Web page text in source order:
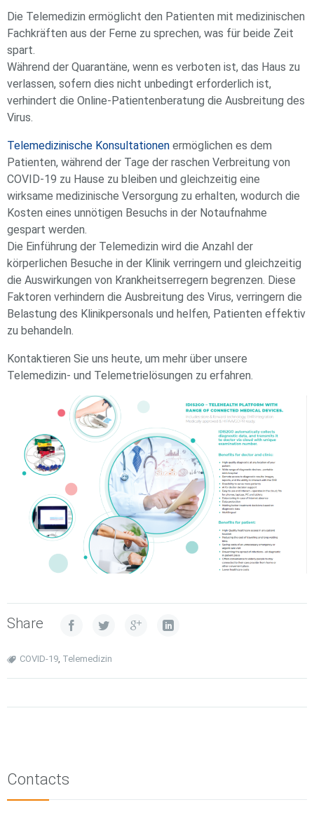
Die Telemedizin ermöglicht den Patienten mit medizinischen
Fachkräften aus der Ferne zu sprechen, was für beide Zeit
spart.
Während der Quarantäne, wenn es verboten ist, das Haus zu
verlassen, sofern dies nicht unbedingt erforderlich ist,
verhindert die Online-Patientenberatung die Ausbreitung des
Virus.
Telemedizinische Konsultationen ermöglichen es dem
Patienten, während der Tage der raschen Verbreitung von
COVID-19 zu Hause zu bleiben und gleichzeitig eine
wirksame medizinische Versorgung zu erhalten, wodurch die
Kosten eines unnötigen Besuchs in der Notaufnahme
gespart werden.
Die Einführung der Telemedizin wird die Anzahl der
körperlichen Besuche in der Klinik verringern und gleichzeitig
die Auswirkungen von Krankheitserregern begrenzen. Diese
Faktoren verhindern die Ausbreitung des Virus, verringern die
Belastung des Klinikpersonals und helfen, Patienten effektiv
zu behandeln.
Kontaktieren Sie uns heute, um mehr über unsere
Telemedizin- und Telemetrielösungen zu erfahren.
Share
COVID-19 Telemedizin
Contacts